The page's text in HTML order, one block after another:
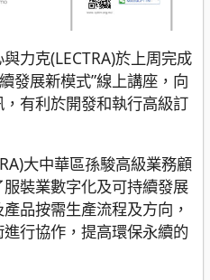
力克(LECTRA)於上周完成
發展新模式”線上講座，向
有利於開發和執行高級訂
大中華區孫駿高級業務顧
裝業數字化及可持續發展
品按需生產流程及方向，
行協作，提高環保永續的